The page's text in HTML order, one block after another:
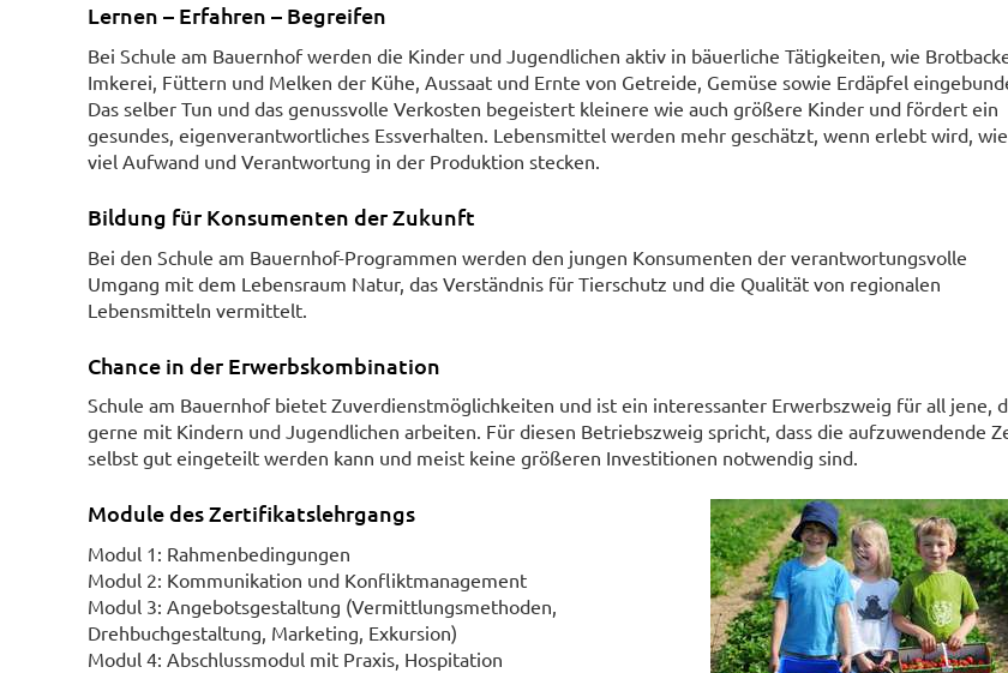
Lernen – Erfahren – Begreifen
Bei Schule am Bauernhof werden die Kinder und Jugendlichen aktiv in bäuerliche Tätigkeiten, wie
Imkerei, Füttern und Melken der Kühe, Aussaat und Ernte von Getreide, Gemüse sowie Erdäpfel
Das selber Tun und das genussvolle Verkosten begeistert kleinere wie auch größere Kinder und fördert ein
gesundes, eigenverantwortliches Essverhalten. Lebensmittel werden mehr geschätzt, wenn erlebt wird, wie
viel Aufwand und Verantwortung in der Produktion stecken.
Bildung für Konsumenten der Zukunft
Bei den Schule am Bauernhof-Programmen werden den jungen Konsumenten der verantwortungsvolle
Umgang mit dem Lebensraum Natur, das Verständnis für Tierschutz und die Qualität von regionalen
Lebensmitteln vermittelt.
Chance in der Erwerbskombination
Schule am Bauernhof bietet Zuverdienstmöglichkeiten und ist ein interessanter Erwerbszweig für all jene,
gerne mit Kindern und Jugendlichen arbeiten. Für diesen Betriebszweig spricht, dass die aufzuwendende
selbst gut eingeteilt werden kann und meist keine größeren Investitionen notwendig sind.
Module des Zertifikatslehrgangs
Modul 1: Rahmenbedingungen
Modul 2: Kommunikation und Konfliktmanagement
Modul 3: Angebotsgestaltung (Vermittlungsmethoden,
Drehbuchgestaltung, Marketing, Exkursion)
Modul 4: Abschlussmodul mit Praxis, Hospitation